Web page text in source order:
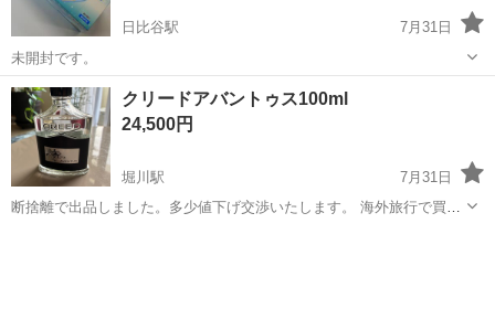
日比谷駅
7月31日
未開封です。
熊本 玉名市 日比谷駅 その他
クリードアバントゥス100ml
24,500円
堀川駅
7月31日
断捨離で出品しました。多少値下げ交渉いたします。 海外旅行で買い